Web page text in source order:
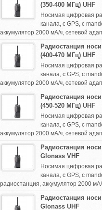
(350-400 МГц) UHF
Носимая цифровая
канала, с GPS, с
аккумулятор 2000 мА/ч, сетевой
Радиостанция
(400-470 МГц) UHF
Носимая цифровая
канала, с GPS, с
аккумулятор 2000 мА/ч, сетевой
Радиостанция
(450-520 МГц) UHF
Носимая цифровая
канала, с GPS, с
аккумулятор 2000 мА/ч, сетевой
Радиостанция
Glonass VHF
Носимая цифровая
канала, с GPS, с
радиостанция, аккумулятор 2000
Радиостанция
Glonass UHF